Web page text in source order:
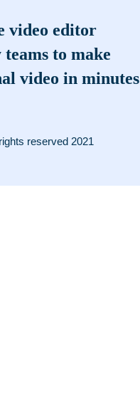
video editor
to make
video in minutes
reserved 2021